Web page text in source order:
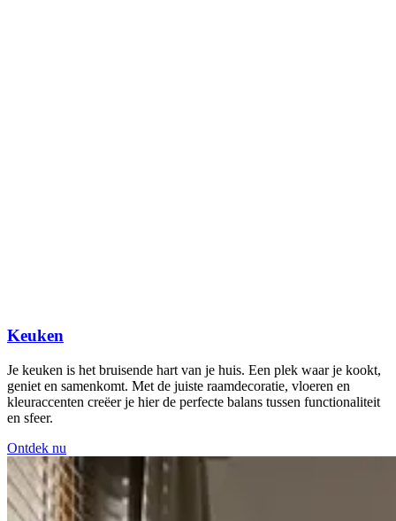
Keuken
Je keuken is het bruisende hart van je huis. Een plek waar je kookt,
geniet en samenkomt. Met de juiste raamdecoratie, vloeren en
kleuraccenten creëer je hier de perfecte balans tussen functionaliteit
en sfeer.
Ontdek nu